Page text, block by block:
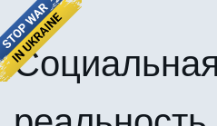
Социальная